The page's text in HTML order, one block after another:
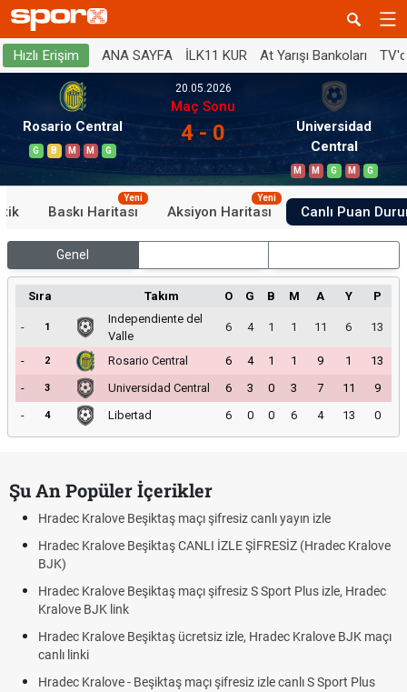
Hızlı Erişim ANA SAYFA İLK11 KUR At Yarışı Bankoları
Rosario Central
G B M M G
20.05.2026
Maç Sonu
4 - 0
Universidad
Central
M M G M G
Baskı Haritası
Yeni
Aksiyon Haritası
Yeni
Canlı Puan
Genel
Sıra Takım O G B M A Y P
- 1
Independiente del
Valle
6 4 1 1 11 6 13
- 2 Rosario Central 6 4 1 1 9 1
13
-
3 Universidad Central 6 3 0 3 7 11
9
-
4 Libertad 6 0 0 6 4 13 0
Şu An Popüler İçerikler
Hradec Kralove Beşiktaş maçı şifresiz canlı yayın izle
Hradec Kralove Beşiktaş CANLI İZLE ŞİFRESİZ (Hradec Kralove
BJK)
Hradec Kralove Beşiktaş maçı şifresiz S Sport Plus izle, Hradec
Kralove BJK link
Hradec Kralove Beşiktaş ücretsiz izle, Hradec Kralove BJK maçı
canlı linki
Hradec Kralove - Beşiktaş maçı şifresiz izle canlı S Sport Plus